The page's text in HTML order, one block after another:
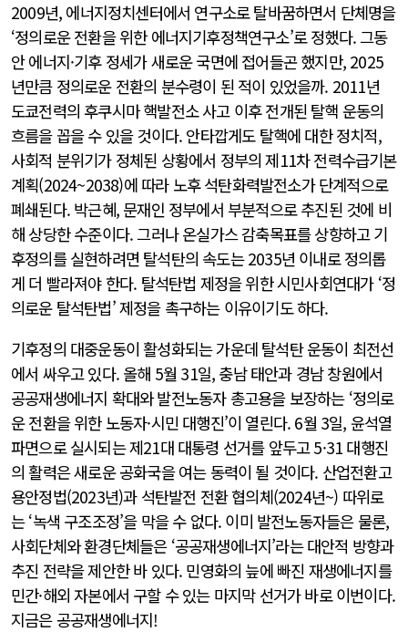
2009년, 에너지정치센터에서 연구소로 탈바꿈하면서 단체명을
‘정의로운 전환을 위한 에너지기후정책연구소’로 정했다. 그동
안 에너지·기후 정세가 새로운 국면에 접어들곤 했지만, 2025
년만큼 정의로운 전환의 분수령이 된 적이 있었을까. 2011년
도쿄전력의 후쿠시마 핵발전소 사고 이후 전개된 탈핵 운동의
흐름을 꼽을 수 있을 것이다. 안타깝게도 탈핵에 대한 정치적,
사회적 분위기가 정체된 상황에서 정부의 제11차 전력수급기본
계획(2024~2038)에 따라 노후 석탄화력발전소가 단계적으로
폐쇄된다. 박근혜, 문재인 정부에서 부분적으로 추진된 것에 비
해 상당한 수준이다. 그러나 온실가스 감축목표를 상향하고 기
후정의를 실현하려면 탈석탄의 속도는 2035년 이내로 정의롭
게 더 빨라져야 한다. 탈석탄법 제정을 위한 시민사회연대가 ‘정
의로운 탈석탄법’ 제정을 촉구하는 이유이기도 하다.
기후정의 대중운동이 활성화되는 가운데 탈석탄 운동이 최전선
에서 싸우고 있다. 올해 5월 31일, 충남 태안과 경남 창원에서
공공재생에너지 확대와 발전노동자 총고용을 보장하는 ‘정의로
운 전환을 위한 노동자·시민 대행진’이 열린다. 6월 3일, 윤석열
파면으로 실시되는 제21대 대통령 선거를 앞두고 5·31 대행진
의 활력은 새로운 공화국을 여는 동력이 될 것이다. 산업전환고
용안정법(2023년)과 석탄발전 전환 협의체(2024년~) 따위로
는 ‘녹색 구조조정’을 막을 수 없다. 이미 발전노동자들은 물론,
사회단체와 환경단체들은 ‘공공재생에너지’라는 대안적 방향과
추진 전략을 제안한 바 있다. 민영화의 늪에 빠진 재생에너지를
민간·해외 자본에서 구할 수 있는 마지막 선거가 바로 이번이다.
지금은 공공재생에너지!